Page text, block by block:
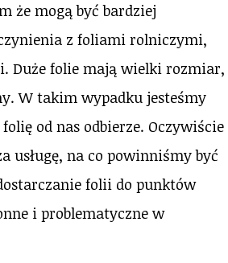
że mogą być bardziej
z foliami rolniczymi,
Duże folie mają wielki rozmiar,
W takim wypadku jesteśmy
od nas odbierze. Oczywiście
usługę, na co powinniśmy być
folii do punktów
i problematyczne w